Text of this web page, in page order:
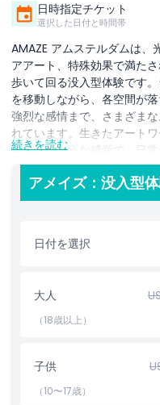
日時指定チケット
選択した日付と時間帯
AMAZE アムステルダムは、
アアート、特殊効果で満た
歩いて回る没入型体験です
を移動しながら、各空間が
強烈な感情まで、さまざま
れています。生きたアート
み入れたような感覚で、日
いときに最適です。​ アト
Westhaven地区にあるかつ
おり、その粗削りでアンダ
ベントやフェスティバルを
たため、ライト、サウンド
家、現代のメディアアート
制作に興味がある人に魅力
で訪れても、AMAZEは典型
ハイライト
続きを読む
アメイズ：没入型
日付を選択
大人
（18歳以上）
子供
（10〜17歳）